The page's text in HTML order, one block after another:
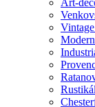
Art-